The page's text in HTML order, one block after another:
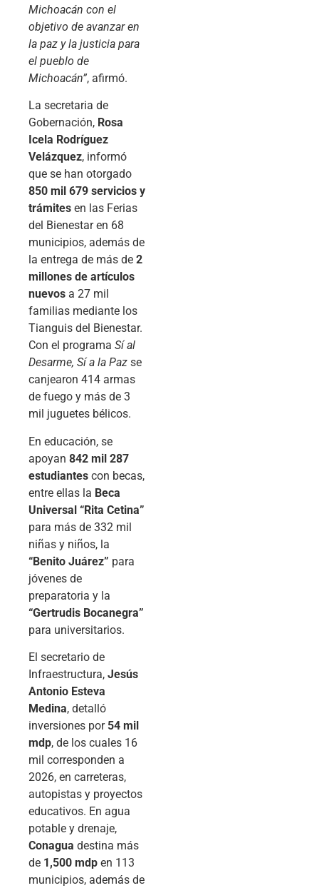
Michoacán con el
objetivo de avanzar en
la paz y la justicia para
el pueblo de
Michoacán”, afirmó.
La secretaria de
Gobernación, Rosa
Icela Rodríguez
Velázquez, informó
que se han otorgado
850 mil 679 servicios y
trámites en las Ferias
del Bienestar en 68
municipios, además de
la entrega de más de 2
millones de artículos
nuevos a 27 mil
familias mediante los
Tianguis del Bienestar.
Con el programa Sí al
Desarme, Sí a la Paz se
canjearon 414 armas
de fuego y más de 3
mil juguetes bélicos.
En educación, se
apoyan 842 mil 287
estudiantes con becas,
entre ellas la Beca
Universal “Rita Cetina”
para más de 332 mil
niñas y niños, la
“Benito Juárez” para
jóvenes de
preparatoria y la
“Gertrudis Bocanegra”
para universitarios.
El secretario de
Infraestructura, Jesús
Antonio Esteva
Medina, detalló
inversiones por 54 mil
mdp, de los cuales 16
mil corresponden a
2026, en carreteras,
autopistas y proyectos
educativos. En agua
potable y drenaje,
Conagua destina más
de 1,500 mdp en 113
municipios, además de